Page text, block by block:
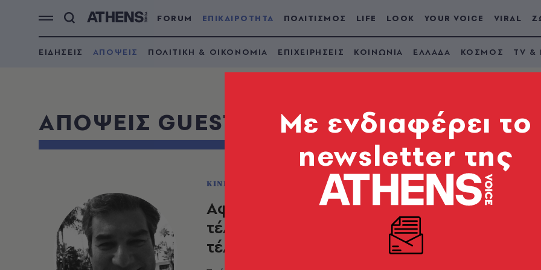
FORUM ΕΠΙΚΑΙΡΟΤΗΤΑ ΠΟΛΙΤΙΣΜΟΣ LIFE LOOK YOUR VOICE VIRAL
ΕΙΔΗΣΕΙΣ ΑΠΟΨΕΙΣ ΠΟΛΙΤΙΚΗ & ΟΙΚΟΝΟΜΙΑ ΕΠΙΧΕΙΡΗΣΕΙΣ ΚΟΙΝΩΝΙΑ ΕΛΛΑΔΑ ΚΟΣΜΟΣ TV &
ΑΠΟΨΕΙΣ GUESTS
ΚΙΝΗΜΑΤΟΓΡΑΦΟΣ
Αφού ο Οδυσσέας δεν ήταν ποτέ
τέλειος, πώς περιμένουμε να είναι
τέλεια η Οδύσσεια;
Mε ενδιαφέρει το
newsletter της